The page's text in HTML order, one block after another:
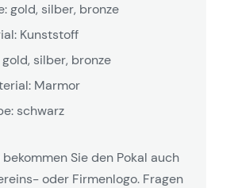
gold, silber, bronze
Kunststoff
silber, bronze
Marmor
schwarz
Sie den Pokal auch
oder Firmenlogo. Fragen